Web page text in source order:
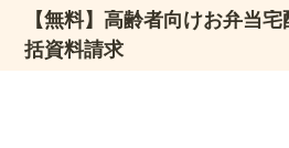
【無料】高齢者向けお弁当
括資料請求